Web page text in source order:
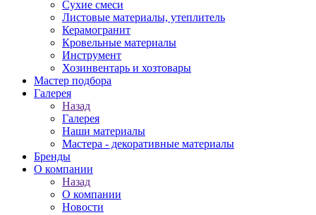
Сухие смеси
Листовые материалы, утеплитель
Керамогранит
Кровельные материалы
Инструмент
Хозинвентарь и хозтовары
Мастер подбора
Галерея
Назад
Галерея
Наши материалы
Мастера - декоративные материалы
Бренды
О компании
Назад
О компании
Новости